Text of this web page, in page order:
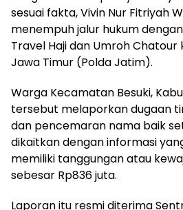
sesuai fakta, Vivin Nur Fitriyah
menempuh jalur hukum
Travel Haji dan Umroh Chatour
Jawa Timur (Polda Jatim).
Warga Kecamatan Besuki,
tersebut melaporkan dugaan
dan pencemaran nama baik
dikaitkan dengan informasi
memiliki tanggungan atau
sebesar Rp836 juta.
Laporan itu resmi diterima